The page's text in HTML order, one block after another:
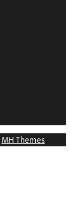
MH Themes